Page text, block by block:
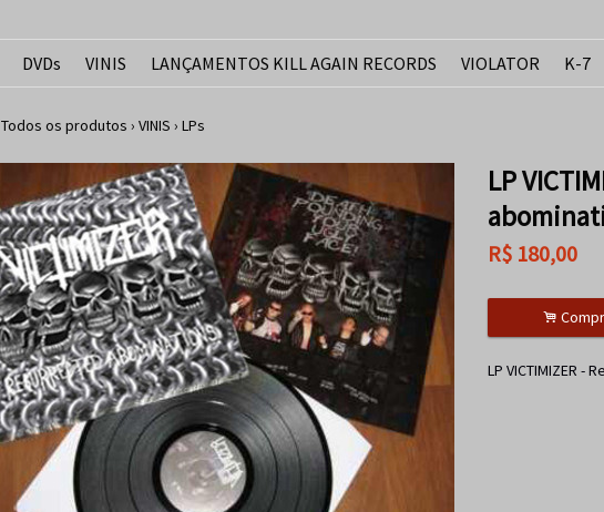
DVDs VINIS LANÇAMENTOS KILL AGAIN RECORDS VIOLATOR K-7
Todos os produtos › VINIS › LPs
LP
R$ 180,00
.
LP VICTIMIZER